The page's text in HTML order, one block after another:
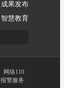
成果发布
智慧教育
网络110
报警服务